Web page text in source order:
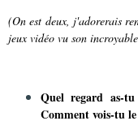
(On est deux, j'adorerais
jeux vidéo vu son
Quel regard as-
Comment vois-tu